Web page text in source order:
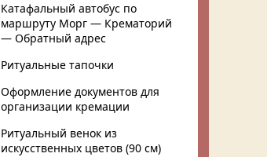
Катафальный автобус по
маршруту Морг — Крематорий
— Обратный адрес
Ритуальные тапочки
Оформление документов для
организации кремации
Ритуальный венок из
искусственных цветов (90 см)